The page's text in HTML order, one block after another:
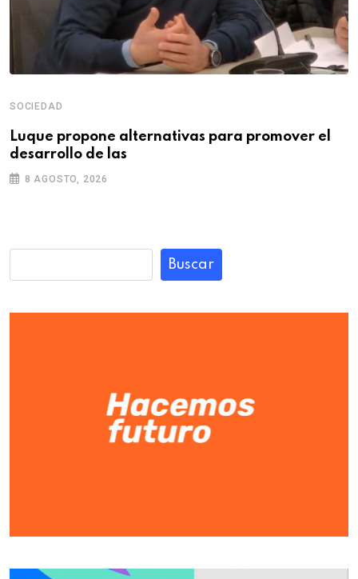
SOCIEDAD
Luque propone alternativas para promover el
desarrollo de las
8 AGOSTO, 2026
Buscar